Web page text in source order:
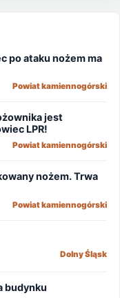
po ataku nożem ma
Powiat kamiennogórski
jest
LPR!
Powiat kamiennogórski
nożem. Trwa
Powiat kamiennogórski
Dolny Śląsk
budynku